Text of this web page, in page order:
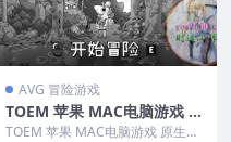
AVG 冒险游戏
TOEM 苹果 MAC电脑游戏 原
生中文版
TOEM 苹果 MAC电脑游戏 原生中